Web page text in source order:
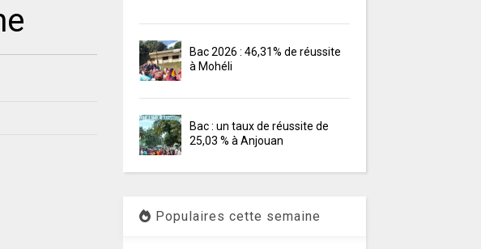
Bac 2026 : 46,31% de réussite
à Mohéli
Bac : un taux de réussite de
25,03 % à Anjouan
Populaires cette semaine